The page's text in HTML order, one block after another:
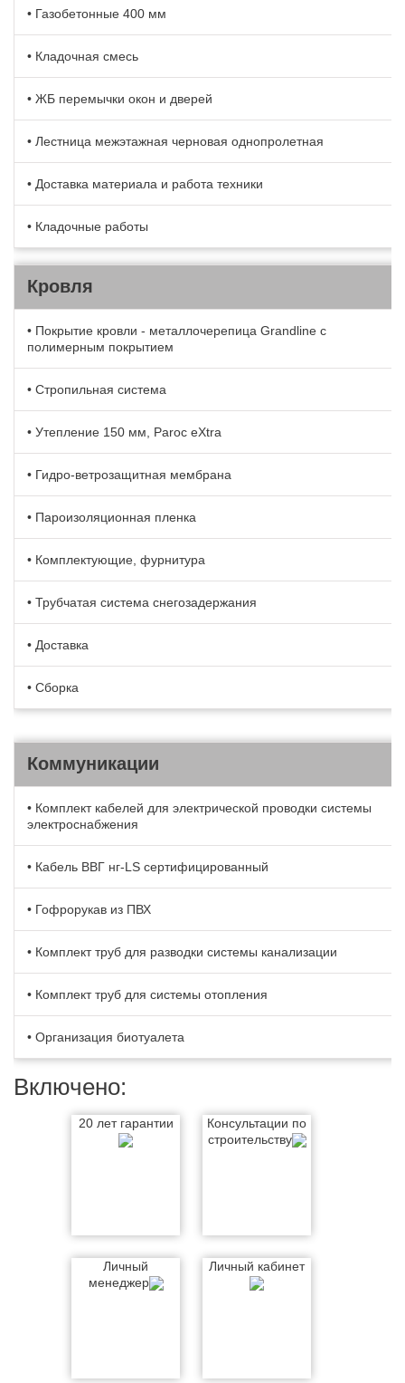
• Газобетонные 400 мм
• Кладочная смесь
• ЖБ перемычки окон и дверей
• Лестница межэтажная черновая однопролетная
• Доставка материала и работа техники
• Кладочные работы
Кровля
• Покрытие кровли - металлочерепица Grandline с
полимерным покрытием
• Стропильная система
• Утепление 150 мм, Paroc eXtra
• Гидро-ветрозащитная мембрана
• Пароизоляционная пленка
• Комплектующие, фурнитура
• Трубчатая система снегозадержания
• Доставка
• Сборка
Коммуникации
• Комплект кабелей для электрической проводки системы
электроснабжения
• Кабель BBГ нг-LS сертифицированный
• Гофрорукав из ПВХ
• Комплект труб для разводки системы канализации
• Комплект труб для системы отопления
• Организация биотуалета
Включено:
20 лет гарантии
Консультации по
строительству
Личный
менеджер
Личный кабинет